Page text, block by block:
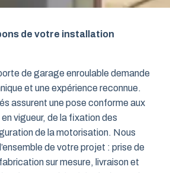
de votre installation
de garage enroulable demande
et une expérience reconnue.
assurent une pose conforme aux
vigueur, de la fixation des
de la motorisation. Nous
de votre projet : prise de
sur mesure, livraison et